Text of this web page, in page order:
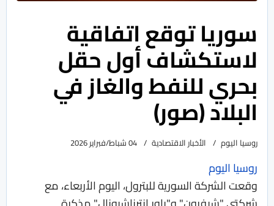
سوريا توقع اتفاقية
لاستكشاف أول حقل
بحري للنفط والغاز في
البلاد (صور)
روسيا اليوم الأخبار الاقتصادية 04 شباط/فبراير 2026
روسيا اليوم
وقعت الشركة السورية للبترول، اليوم الأربعاء، مع